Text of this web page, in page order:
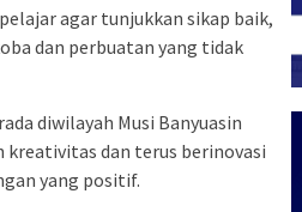
agar tunjukkan sikap baik,
dan perbuatan yang tidak
diwilayah Musi Banyuasin
kreativitas dan terus berinovasi
yang positif.